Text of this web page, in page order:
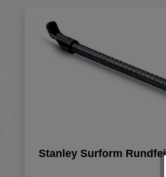
Stanley Surform